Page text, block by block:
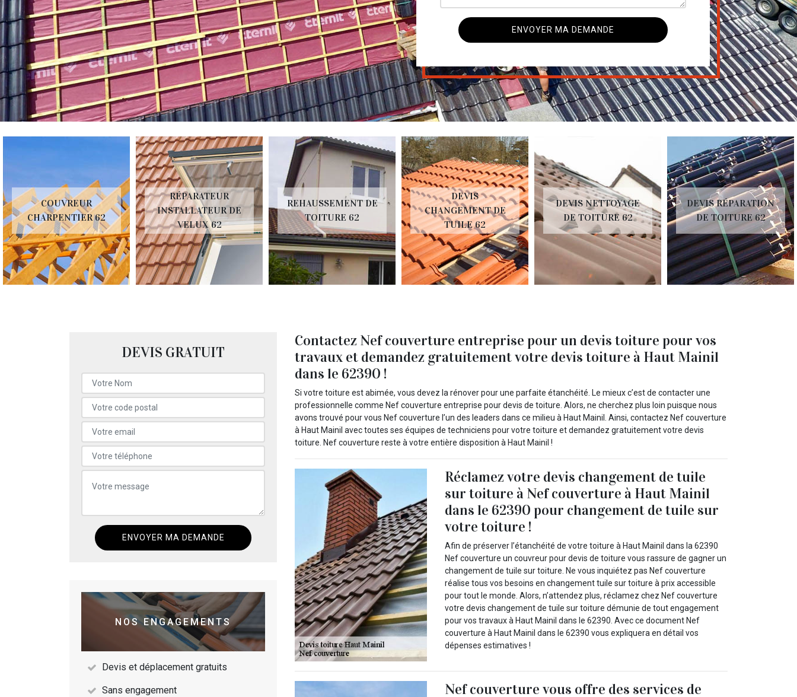
COUVREUR
CHARPENTIER 62
RÉPARATEUR
INSTALLATEUR DE
VELUX 62
REHAUSSEMENT DE
TOITURE 62
DEVIS
CHANGEMENT DE
TUILE 62
DEVIS NETTOYAGE
DE TOITURE 62
DEVIS RÉPARATION
DE TOITURE 62
DEVIS GRATUIT
NOS ENGAGEMENTS
Devis et déplacement gratuits
Sans engagement
Contactez Nef couverture entreprise pour un devis toiture pour vos
travaux et demandez gratuitement votre devis toiture à Haut Mainil
dans le 62390 !
Si votre toiture est abimée, vous devez la rénover pour une parfaite étanchéité. Le mieux c’est de contacter une
professionnelle comme Nef couverture entreprise pour devis de toiture. Alors, ne cherchez plus loin puisque nous
avons trouvé pour vous Nef couverture l’un des leaders dans ce milieu à Haut Mainil. Ainsi, contactez Nef couverture
à Haut Mainil avec toutes ses équipes de techniciens pour votre toiture et demandez gratuitement votre devis
toiture. Nef couverture reste à votre entière disposition à Haut Mainil !
Réclamez votre devis changement de tuile
sur toiture à Nef couverture à Haut Mainil
dans le 62390 pour changement de tuile sur
votre toiture !
Afin de préserver l’étanchéité de votre toiture à Haut Mainil dans la 62390
Nef couverture un couvreur pour devis de toiture vous rassure de gagner un
changement de tuile sur toiture. Ne vous inquiétez pas Nef couverture
réalise tous vos besoins en changement tuile sur toiture à prix accessible
pour tout le monde. Alors, n’attendez plus, réclamez chez Nef couverture
votre devis changement de tuile sur toiture démunie de tout engagement
pour vos travaux à Haut Mainil dans le 62390. Avec ce document Nef
couverture à Haut Mainil dans le 62390 vous expliquera en détail vos
dépenses estimatives !
Nef couverture vous offre des services de